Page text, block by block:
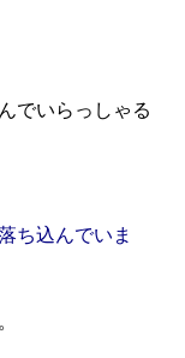
でいらっしゃる
ち込んでいま